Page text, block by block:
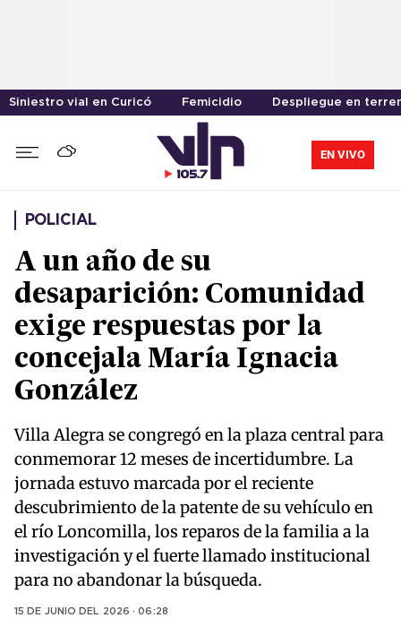
Siniestro vial en Curicó Femicidio Despliegue en
EN VIVO
POLICIAL
A un año de su
desaparición: Comunidad
exige respuestas por la
concejala María Ignacia
González
Villa Alegra se congregó en la plaza central para
conmemorar 12 meses de incertidumbre. La
jornada estuvo marcada por el reciente
descubrimiento de la patente de su vehículo en
el río Loncomilla, los reparos de la familia a la
investigación y el fuerte llamado institucional
para no abandonar la búsqueda.
15 DE JUNIO DEL 2026 · 06:28